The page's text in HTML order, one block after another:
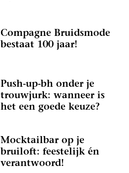
Compagne Bruidsmode
bestaat 100 jaar!
Push-up-bh onder je
trouwjurk: wanneer is
het een goede keuze?
Mocktailbar op je
bruiloft: feestelijk én
verantwoord!